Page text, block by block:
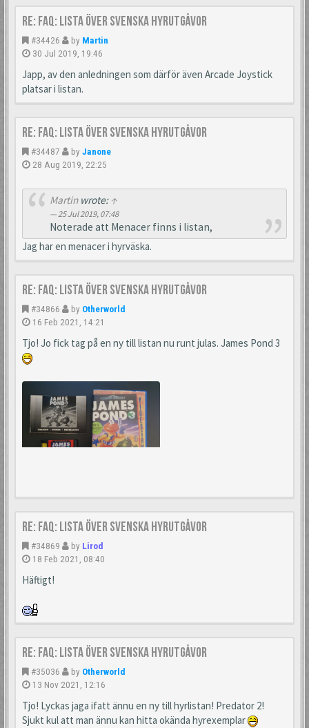
Re: FAQ: Lista över svenska hyrutgåvor
#34426 by Martin
30 Jul 2019, 19:46
Japp, av den anledningen som därför även Arcade Joystick
platsar i listan.
Re: FAQ: Lista över svenska hyrutgåvor
#34487 by Janone
28 Aug 2019, 22:25
Martinwrote: ↑
25 Jul 2019, 07:48
Noterade att Menacer finns i listan,
Jag har en menacer i hyrväska.
Re: FAQ: Lista över svenska hyrutgåvor
#34866 by Otherworld
16 Feb 2021, 14:21
Tjo! Jo fick tag på en ny till listan nu runt julas. James Pond 3
Re: FAQ: Lista över svenska hyrutgåvor
#34869 by Lirod
18 Feb 2021, 08:40
Häftigt!
Re: FAQ: Lista över svenska hyrutgåvor
#35036 by Otherworld
13 Nov 2021, 12:16
Tjo! Lyckas jaga ifatt ännu en ny till hyrlistan! Predator 2!
Sjukt kul att man ännu kan hitta okända hyrexemplar